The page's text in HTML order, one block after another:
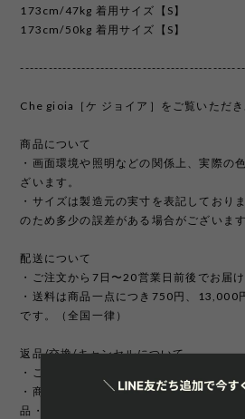
173cm/47kg 着用サイズ【S】
173cm/50kg 着用サイズ【S】
Che gioia［ケ ジョイア］をご覧いただき
商品について
・画面環境や照明などの関係上、実際の
ざいます。
・サイズは製造元の実寸を表記しており
のため多少の誤差がある場合がございます
配送について
・ご注文から7日〜20営業日前後でお届け
・送料は商品一点につき750円、13,000
です。（全国一律）
返品/交換/キャンセルについて
・ご注文完了後の変更、キャンセルは承
・商品のイメージ違いやサイズ違いなど
品・交換はお受け致しかねます。